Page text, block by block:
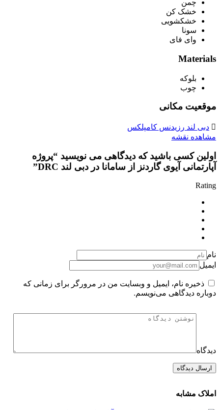
چمن
خشک کن
خشکشویی
سونا
وای فای
Materials
بلوکه
چوب
موقعیت مکانی
دبی لند رزیدنس کامپلکس
مشاهده نقشه
اولین کسی باشید که دیدگاهی می نویسید “پروژه
آپارتمانی آیوی گاردنز از سامانا در دبی لند DRC”
Rating
نام
ایمیل
ذخیره نام، ایمیل و وبسایت من در مرورگر برای زمانی که
دوباره دیدگاهی می‌نویسم.
دیدگاه
املاک مشابه